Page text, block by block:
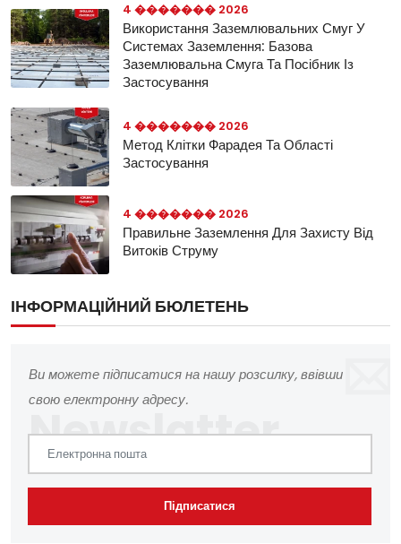
4 ������� 2026
Використання Заземлювальних Смуг У
Системах Заземлення: Базова
Заземлювальна Смуга Та Посібник Із
Застосування
4 ������� 2026
Метод Клітки Фарадея Та Області
Застосування
4 ������� 2026
Правильне Заземлення Для Захисту Від
Витоків Струму
ІНФОРМАЦІЙНИЙ БЮЛЕТЕНЬ
Ви можете підписатися на нашу розсилку, ввівши
свою електронну адресу.
Підписатися